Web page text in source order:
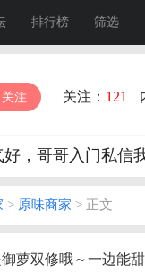
排行榜 筛选
关注 关注： 121
，哥哥入门私信
> 原味商家 > 正文
御萝双修哦～一边能